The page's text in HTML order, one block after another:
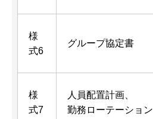
様
式6
グループ協定書
様
式7
人員配置計画、
勤務ローテーション